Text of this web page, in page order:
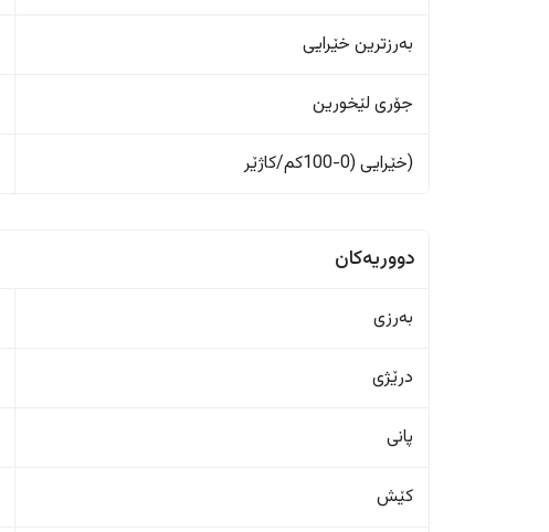
بەرزترین خێرایی
جۆری لێخورین
(خێرایی (0-100کم/کاژێر
دووریەکان
بەرزی
درێژی
پانی
کێش